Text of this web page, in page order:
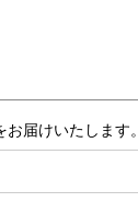
届けいたします。